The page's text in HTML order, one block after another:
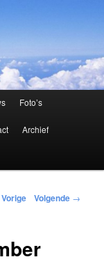
Foto’s
Archief
Vorige Volgende →